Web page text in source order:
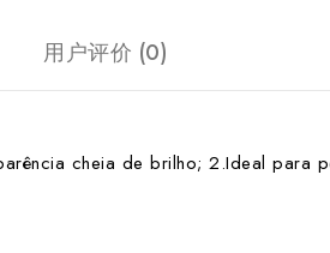
用户评价 (0)
cheia de brilho; 2.Ideal para